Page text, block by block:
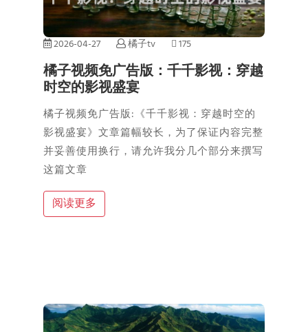
2026-04-27 橘子tv 175
橘子视频免广告版：千千影视：穿越
时空的影视盛宴
橘子视频免广告版:《千千影视：穿越时空的
影视盛宴》文章篇幅较长，为了保证内容完整
并妥善使用换行，请允许我分几个部分来撰写
这篇文章
阅读更多